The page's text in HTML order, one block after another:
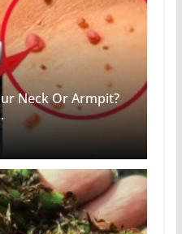
Neck Or Armpit?